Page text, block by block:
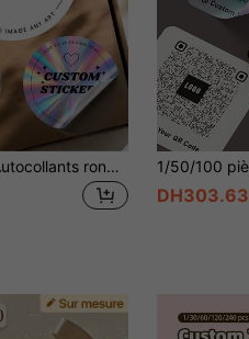
1-100 pièces Autocollants ronds imperméables, autocollants de logo personnalisés, étiquettes personnalisées, autocollants de commande d'entreprise, autocollants de remerciement pour le courrier, autocollants de mariage, de fête et de vacances, autocollants holographiques transparents en vinyle, convient pour le jardinage à domicile, les célébrations de festival et pour laisser de doux souvenirs, cadeau pour le petit ami, la petite amie, le mari, la femme, les parents, les amis, la famille, étiquettes décoratives imperméables en plusieurs tailles
DH303.63